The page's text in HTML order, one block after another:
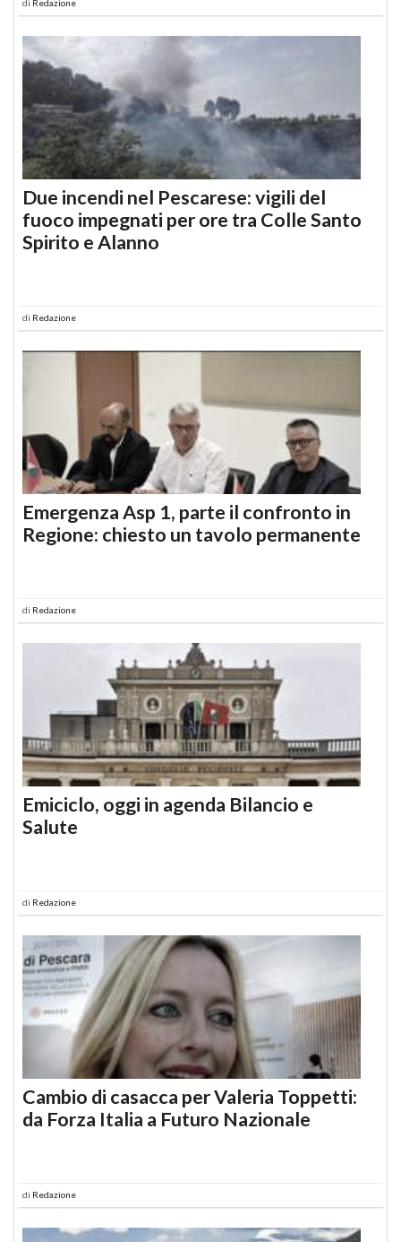
di Redazione
Due incendi nel Pescarese: vigili del
fuoco impegnati per ore tra Colle Santo
Spirito e Alanno
di Redazione
Emergenza Asp 1, parte il confronto in
Regione: chiesto un tavolo permanente
di Redazione
Emiciclo, oggi in agenda Bilancio e
Salute
di Redazione
Cambio di casacca per Valeria Toppetti:
da Forza Italia a Futuro Nazionale
di Redazione